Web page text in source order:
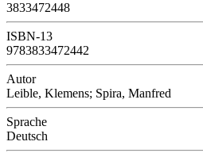
3833472448
ISBN-13
9783833472442
Autor
Leible, Klemens; Spira, Manfred
Sprache
Deutsch